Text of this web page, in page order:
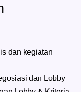
dan kegiatan
dan Lobby